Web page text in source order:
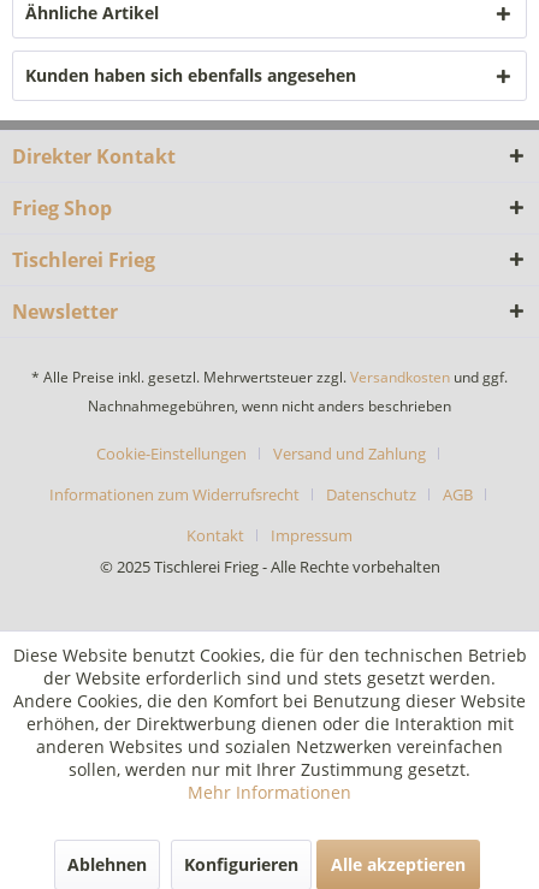
Ähnliche Artikel
Kunden haben sich ebenfalls angesehen
Direkter Kontakt
Frieg Shop
Tischlerei Frieg
Newsletter
* Alle Preise inkl. gesetzl. Mehrwertsteuer zzgl.Versandkosten und ggf.
Nachnahmegebühren, wenn nicht anders beschrieben
Cookie-Einstellungen
Versand und Zahlung
Informationen zum Widerrufsrecht
Datenschutz
AGB
Kontakt
Impressum
© 2025 Tischlerei Frieg - Alle Rechte vorbehalten
Diese Website benutzt Cookies, die für den technischen Betrieb
der Website erforderlich sind und stets gesetzt werden.
Andere Cookies, die den Komfort bei Benutzung dieser Website
erhöhen, der Direktwerbung dienen oder die Interaktion mit
anderen Websites und sozialen Netzwerken vereinfachen
sollen, werden nur mit Ihrer Zustimmung gesetzt.
Mehr Informationen
Ablehnen Konfigurieren Alle akzeptieren